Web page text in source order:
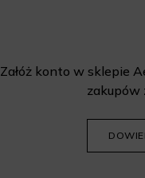
Załóż konto w sklepie
zakupów